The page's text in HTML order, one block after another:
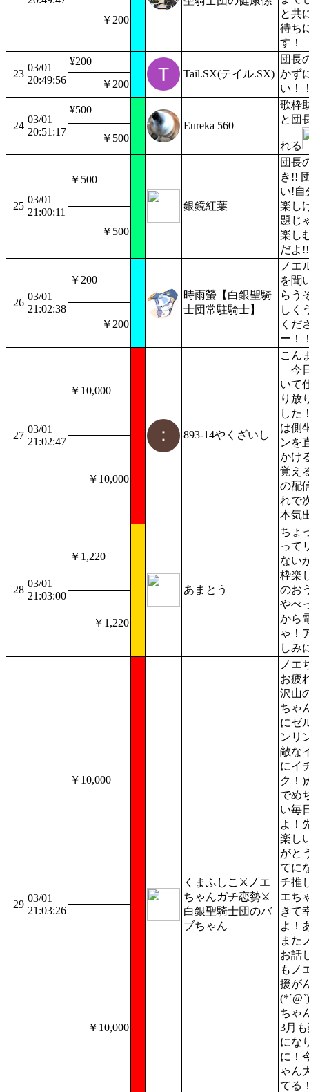
と共
待ち
す！
￥200
23
03/01
20:49:56
¥200
Tail.SX(テイル.SX)
団長
かず
い！
￥200
24
03/01
20:51:17
¥500
Eureka 560
歌枠
と団
れる
￥500
25
03/01
21:00:11
￥500
銀鏡紅葉
団長
き!!
い!自
楽し
題じ
楽し
だよ!!
￥500
26
03/01
21:02:38
￥200
時雨螢【白銀聖騎
士団常駐騎士】
ノエ
を聞
らう
しく
くだ
ー！
￥200
27
03/01
21:02:47
￥10,000
893-14やくざいし
こん
今
いて
り放
した
は側
ンを
かけ
覚え
の配
れで
本気
￥10,000
28
03/01
21:03:00
￥1,220
あまとう
ちょ
って
ない
枠楽
のお
やべ
から
ゃ！
しみ
￥1,220
29
03/01
21:03:26
￥10,000
くまふしこ⚔ノエ
ちゃんガチ恋勢⚔
白銀聖騎士団のバ
ブちゃん
ノエ
お疲
沢山
ちゃ
にゼ
ンリ
敵な
にイ
ク！)
でめ
い毎
よ！
楽し
がと
てに
チ推
エち
きて
よ！
また
お話
もノ
援が
ちゃ
3月
にな
に！
ゃん
てる
￥10,000